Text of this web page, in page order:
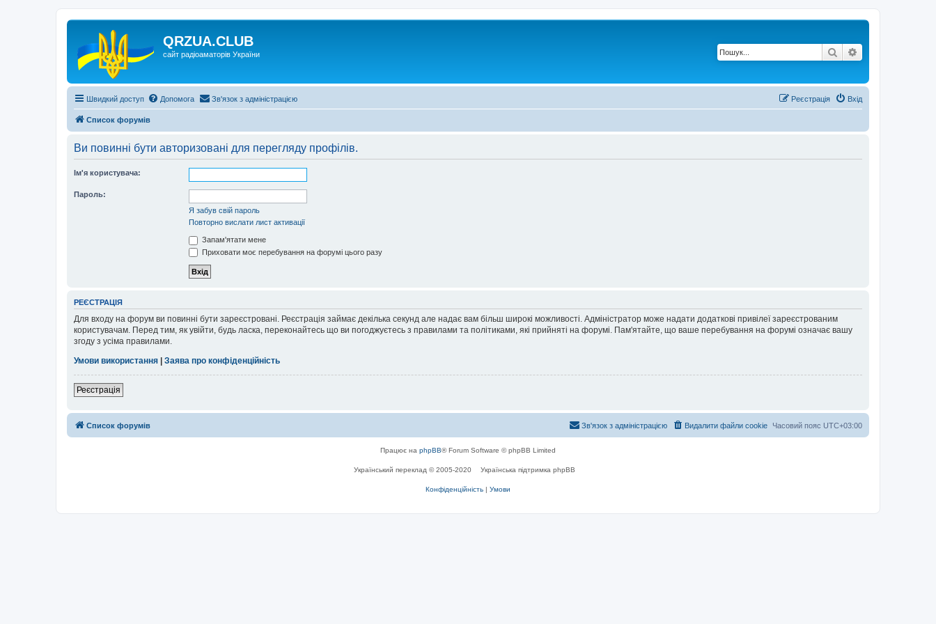
QRZUA.CLUB
сайт радіоаматорів України Пошук
Швидкий доступ Допомога Зв'язок з адміністрацією Вхід
Реєстрація
Список форумів
Ви повинні бути авторизовані для перегляду профілів.
Ім'я користувача:
Пароль:
Я забув свій пароль
Повторно вислати лист активації
Запам'ятати мене
Приховати моє перебування на форумі цього разу
РЕЄСТРАЦІЯ
Для входу на форум ви повинні бути зареєстровані. Реєстрація займає декілька секунд але надає вам більш широкі можливості. Адміністратор може надати додаткові привілеї зареєстрованим
користувачам. Перед тим, як увійти, будь ласка, переконайтесь що ви погоджуєтесь з правилами та політиками, які прийняті на форумі. Пам'ятайте, що ваше перебування на форумі означає вашу
згоду з усіма правилами.
Умови використання | Заява про конфіденційність
Реєстрація
Список форумів Часовий пояс UTC+03:00
Видалити файли cookie
Зв'язок з адміністрацією
Працює на phpBB® Forum Software © phpBB Limited
Український переклад © 2005-2020 Українська підтримка phpBB
Конфіденційність | Умови